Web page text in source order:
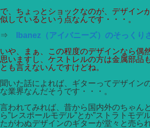
で、ちょっとショックなのが、デザイン
似しているという点なんです・・・。
⇒
Ibanez（アイバニーズ）のそっくり
いや、まぁ、この程度のデザインなら偶
思いますし、ケストレルの方は金属部品
とも言えないんですけどね。
聞いた話によれば、ギターってデザイン
な業界なんだそうです・・・。
言われてみれば、昔から国内外のちゃん
ら”レスポールモデル”とか”ストラトモデ
たがわぬデザインのギターが堂々と売ら